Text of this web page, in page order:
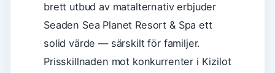
brett utbud av matalternativ erbjuder
Seaden Sea Planet Resort & Spa ett
solid värde — särskilt för familjer.
Prisskillnaden mot konkurrenter i Kizilot